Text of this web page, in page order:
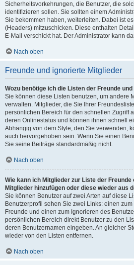
Sicherheitsvorkehrungen, die Benutzer, die
identifizieren sollen. Sie sollten einem
Sie bekommen haben, weiterleiten. Dabei ist
(Headers) mitzuschicken. Diese enthalten
E-Mail verschickt hat. Der Administrator kann
Nach oben
Freunde und ignorierte Mitglieder
Wozu benötige ich die Listen der Freunde
Sie können diese Listen benutzen, um andere
verwalten. Mitglieder, die Sie Ihrer
persönlichen Bereich für den schnellen Zugriff
deren Onlinestatus und können ihnen schnell
Abhängig von dem Style, den Sie verwenden,
auch hervorgehoben sein. Wenn Sie einen
Sie seine Beiträge standardmäßig nicht.
Nach oben
Wie kann ich Mitglieder zur Liste der
Mitglieder hinzufügen oder diese wieder aus
Sie können Benutzer auf zwei Arten auf diese
Benutzerprofil sehen Sie zwei Links: einen
Freunde und einen zum Ignorieren des
persönlichen Bereich direkt Benutzer zu den
deren Benutzernamen eingeben. An gleicher
wieder von den Listen entfernen.
Nach oben